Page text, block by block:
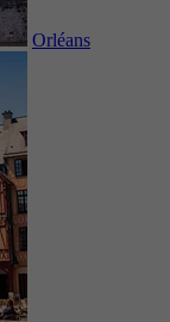
Orléans